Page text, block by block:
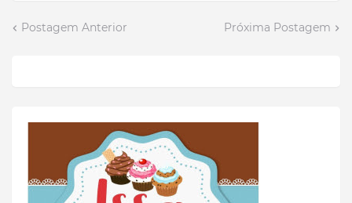
Postagem Anterior Próxima Postagem